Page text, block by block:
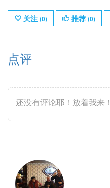
关注 (0) 推荐 (0)
点评
还没有评论耶！放着我来！